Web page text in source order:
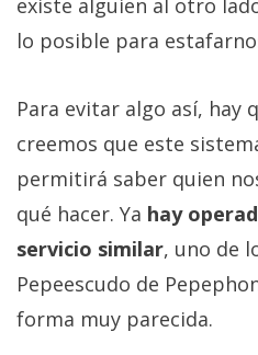
existe alguien al otro
lo posible para
Para evitar algo así, hay
creemos que este
permitirá saber quien
qué hacer. Ya hay
servicio similar, uno de
Pepeescudo de
forma muy parecida.